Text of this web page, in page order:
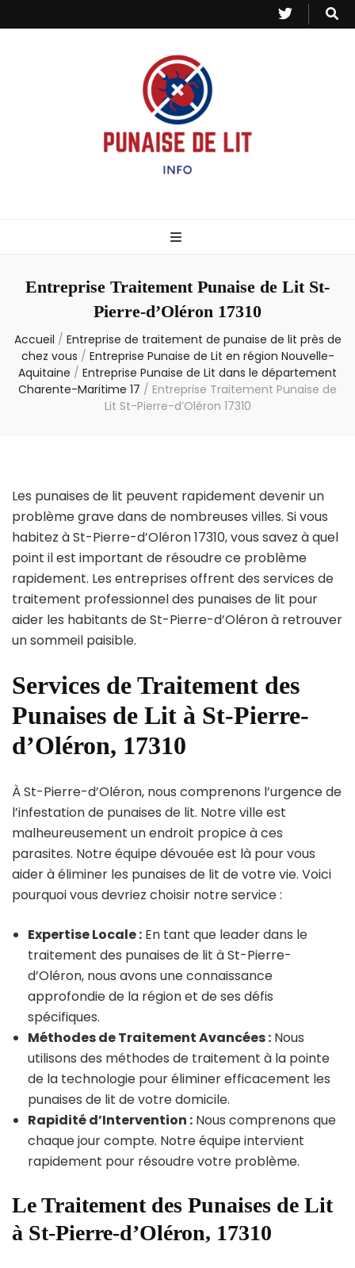
– Info
Entreprise Traitement Punaise de Lit St-
Pierre-d’Oléron 17310
Accueil / Entreprise de traitement de punaise de lit près de
chez vous / Entreprise Punaise de Lit en région Nouvelle-
Aquitaine / Entreprise Punaise de Lit dans le département
Charente-Maritime 17 / Entreprise Traitement Punaise de
Lit St-Pierre-d’Oléron 17310
Les punaises de lit peuvent rapidement devenir un
problème grave dans de nombreuses villes. Si vous
habitez à St-Pierre-d’Oléron 17310, vous savez à quel
point il est important de résoudre ce problème
rapidement. Les entreprises offrent des services de
traitement professionnel des punaises de lit pour
aider les habitants de St-Pierre-d’Oléron à retrouver
un sommeil paisible.
Services de Traitement des
Punaises de Lit à St-Pierre-
d’Oléron, 17310
À St-Pierre-d’Oléron, nous comprenons l’urgence de
l’infestation de punaises de lit. Notre ville est
malheureusement un endroit propice à ces
parasites. Notre équipe dévouée est là pour vous
aider à éliminer les punaises de lit de votre vie. Voici
pourquoi vous devriez choisir notre service :
Expertise Locale : En tant que leader dans le
traitement des punaises de lit à St-Pierre-
d’Oléron, nous avons une connaissance
approfondie de la région et de ses défis
spécifiques.
Méthodes de Traitement Avancées : Nous
utilisons des méthodes de traitement à la pointe
de la technologie pour éliminer efficacement les
punaises de lit de votre domicile.
Rapidité d’Intervention : Nous comprenons que
chaque jour compte. Notre équipe intervient
rapidement pour résoudre votre problème.
Le Traitement des Punaises de Lit
à St-Pierre-d’Oléron, 17310